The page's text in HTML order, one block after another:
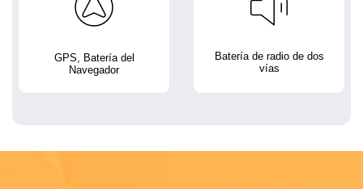
GPS, Batería del
Navegador
Batería de radio de dos
vías